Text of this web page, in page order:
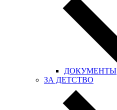
ДОКУМЕНТЫ
ЗА ДЕТСТВО